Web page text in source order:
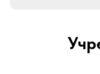
Екатерина Андренюк